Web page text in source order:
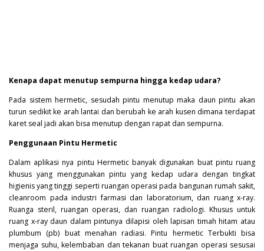
Kenapa dapat menutup sempurna hingga kedap udara?
Pada sistem hermetic, sesudah pintu menutup maka daun pintu akan
turun sedikit ke arah lantai dan berubah ke arah kusen dimana terdapat
karet seal jadi akan bisa menutup dengan rapat dan sempurna.
Penggunaan Pintu Hermetic
Dalam aplikasi nya pintu Hermeticbanyak digunakan buat pintu ruang
khusus yang menggunakan pintu yang kedap udara dengan tingkat
higienis yang tinggi seperti ruangan operasi pada bangunan rumah sakit,
cleanroom pada industri farmasi dan laboratorium, dan ruang x-ray.
Ruanga steril, ruangan operasi, dan ruangan radiologi. Khusus untuk
ruang x-ray daun dalam pintunya dilapisi oleh lapisan timah hitam atau
plumbum (pb) buat menahan radiasi. Pintu hermetic Terbukti bisa
menjaga suhu, kelembaban dan tekanan buat ruangan operasi sesusai